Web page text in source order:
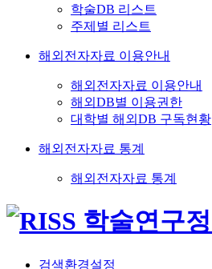
학술DB 리스트
주제별 리스트
해외전자자료 이용안내
해외전자자료 이용안내
해외DB별 이용권한
대학별 해외DB 구독현황
해외전자자료 통계
해외전자자료 통계
검색환경설정